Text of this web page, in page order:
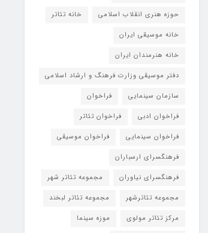
حوزه هنری انقلاب اسلامی
خانه تئاتر
خانه موسیقی ایران
خانه هنرمندان ایران
دفتر موسیقی وزارت فرهنگ و ارشاد اسلامی
سازمان سینمایی
فراخوان
فراخوان ادبی
فراخوان تئاتر
فراخوان سینمایی
فراخوان موسیقی
فرهنگسرای ارسباران
فرهنگسرای نیاوران
مجموعه تئاتر شهر
مجموعه تئاترشهر
مجموعه تئاتر لبخند
مرکز تئاتر مولوی
موزه سینما